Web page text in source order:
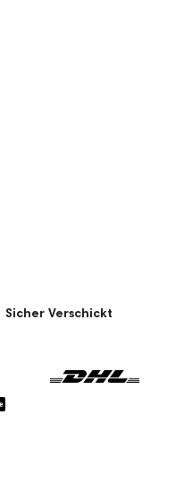
Sicher Verschickt